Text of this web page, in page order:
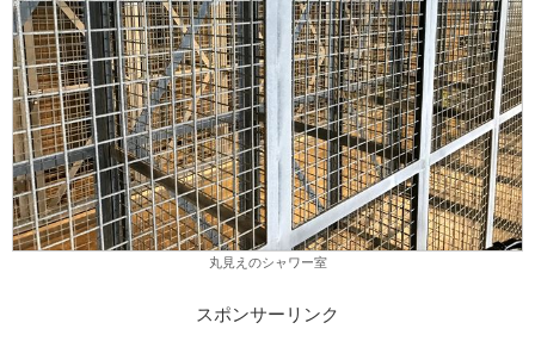
丸見えのシャワー室
スポンサーリンク